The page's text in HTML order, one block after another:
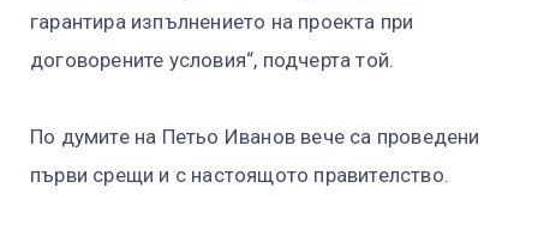
гарантира изпълнението на проекта при
договорените условия“, подчерта той.
По думите на Петьо Иванов вече са проведени
първи срещи и с настоящото правителство.